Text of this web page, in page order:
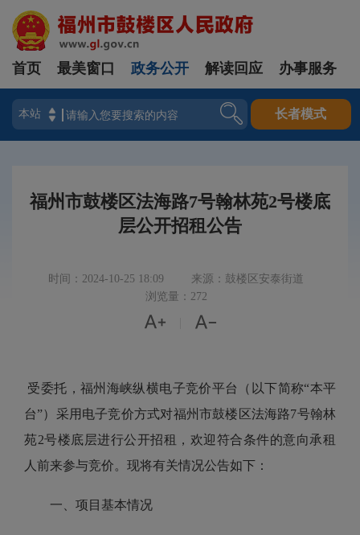
登录
首页 最美窗口 政务公开 解读回应 办事服务
长者模式
福州市鼓楼区法海路7号翰林苑2号楼底
层公开招租公告
时间：2024-10-25 18:09
来源：鼓楼区安泰街道
浏览量：272
 
受委托，福州海峡纵横电子竞价平台（以下简称“本平
台”）采用电子竞价方式对福州市鼓楼区法海路7号翰林
苑2号楼底层进行公开招租，欢迎符合条件的意向承租
人前来参与竞价。现将有关情况公告如下：
一、项目基本情况